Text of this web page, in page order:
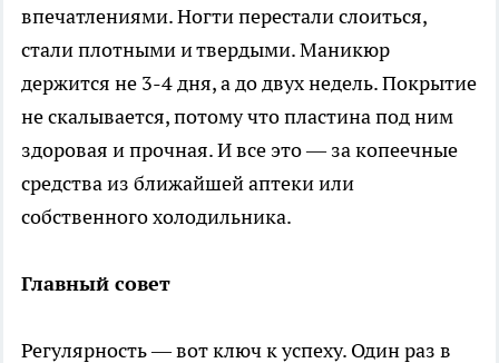
впечатлениями. Ногти перестали слоиться,
стали плотными и твердыми. Маникюр
держится не 3-4 дня, а до двух недель. Покрытие
не скалывается, потому что пластина под ним
здоровая и прочная. И все это — за копеечные
средства из ближайшей аптеки или
собственного холодильника.
Главный совет
Регулярность — вот ключ к успеху. Один раз в